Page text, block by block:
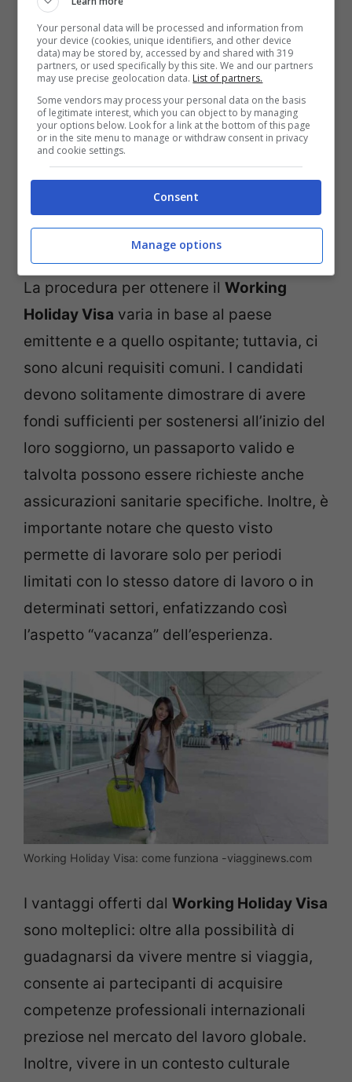
scambio culturale e la comprensione
reciproca tra nazioni attraverso esperienze
di lavoro e viaggio. Generalmente, i
destinatari sono giovani adulti di età
compresa tra i 18 e i 30 o 35 anni (l’età
massima può variare a seconda del
paese), che hanno la possibilità di
soggiornare all’estero per un periodo che
va dai 12 ai 24 mesi.
La procedura per ottenere il Working
Holiday Visa varia in base al paese
emittente e a quello ospitante; tuttavia, ci
sono alcuni requisiti comuni. I candidati
devono solitamente dimostrare di avere
fondi sufficienti per sostenersi all’inizio del
loro soggiorno, un passaporto valido e
talvolta possono essere richieste anche
assicurazioni sanitarie specifiche. Inoltre, è
importante notare che questo visto
permette di lavorare solo per periodi
limitati con lo stesso datore di lavoro o in
determinati settori, enfatizzando così
l’aspetto “vacanza” dell’esperienza.
Working Holiday Visa: come funziona -viagginews.com
I vantaggi offerti dal Working Holiday Visa
sono molteplici: oltre alla possibilità di
guadagnarsi da vivere mentre si viaggia,
consente ai partecipanti di acquisire
competenze professionali internazionali
preziose nel mercato del lavoro globale.
Inoltre, vivere in un contesto culturale
Your personal data will be processed and information from
your device (cookies, unique identifiers, and other device
data) may be stored by, accessed by and shared with 319
partners, or used specifically by this site. We and our partners
may use precise geolocation data. List of partners.
Some vendors may process your personal data on the basis
of legitimate interest, which you can object to by managing
your options below. Look for a link at the bottom of this page
or in the site menu to manage or withdraw consent in privacy
and cookie settings.
Consent
Manage options